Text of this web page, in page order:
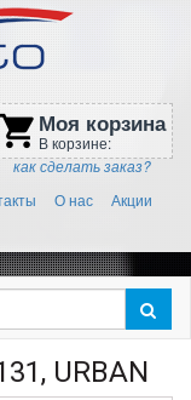
shopping_cart Моя корзина
В корзине:
как сделать заказ?
О нас
Акции
URBAN